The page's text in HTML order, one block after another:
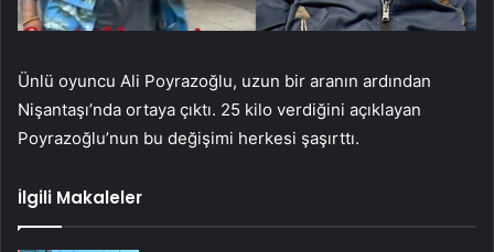
Ünlü oyuncu Ali Poyrazoğlu, uzun bir aranın ardından
Nişantaşı’nda ortaya çıktı. 25 kilo verdiğini açıklayan
Poyrazoğlu’nun bu değişimi herkesi şaşırttı.
İlgili Makaleler